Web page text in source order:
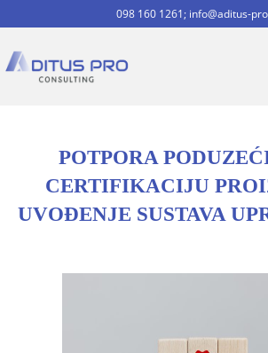
098 160 1261; info@aditus-
POTPORA
CERTIFIKACIJU
UVOĐENJE SUSTAVA